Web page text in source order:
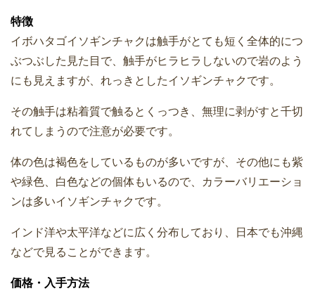
特徴
イボハタゴイソギンチャクは触手がとても短く全体的につ
ぶつぶした見た目で、触手がヒラヒラしないので岩のよう
にも見えますが、れっきとしたイソギンチャクです。
その触手は粘着質で触るとくっつき、無理に剥がすと千切
れてしまうので注意が必要です。
体の色は褐色をしているものが多いですが、その他にも紫
や緑色、白色などの個体もいるので、カラーバリエーショ
ンは多いイソギンチャクです。
インド洋や太平洋などに広く分布しており、日本でも沖縄
などで見ることができます。
価格・入手方法